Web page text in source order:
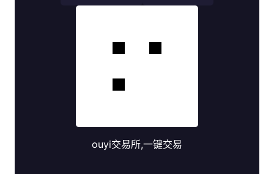
ouyi交易所,一键交易